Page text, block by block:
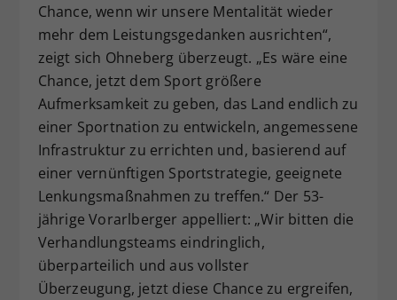
Chance, wenn wir unsere Mentalität wieder
mehr dem Leistungsgedanken ausrichten“,
zeigt sich Ohneberg überzeugt. „Es wäre eine
Chance, jetzt dem Sport größere
Aufmerksamkeit zu geben, das Land endlich zu
einer Sportnation zu entwickeln, angemessene
Infrastruktur zu errichten und, basierend auf
einer vernünftigen Sportstrategie, geeignete
Lenkungsmaßnahmen zu treffen.“ Der 53-
jährige Vorarlberger appelliert: „Wir bitten die
Verhandlungsteams eindringlich,
überparteilich und aus vollster
Überzeugung, jetzt diese Chance zu ergreifen,